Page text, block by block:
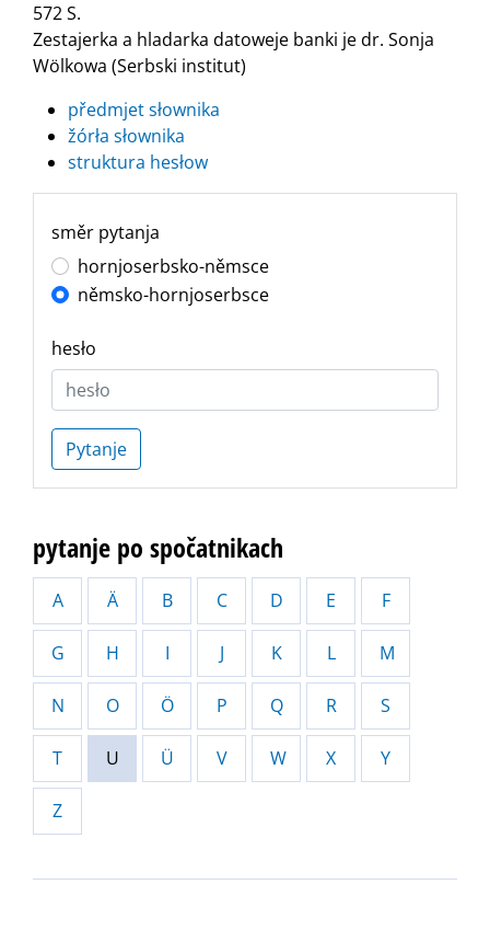
572 S.
Zestajerka a hladarka datoweje banki je dr. Sonja
Wölkowa (Serbski institut)
předmjet słownika
žórła słownika
struktura hesłow
směr pytanja
hornjoserbsko-němsce
němsko-hornjoserbsce
hesło
Pytanje
pytanje po spočatnikach
A Ä B C D E F
G H I J K L M
N O Ö P Q R S
T U Ü V W X Y
Z